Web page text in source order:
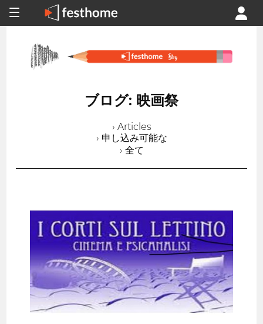
ブログ: 映画祭
› Articles
› 申し込み可能な
› 全て